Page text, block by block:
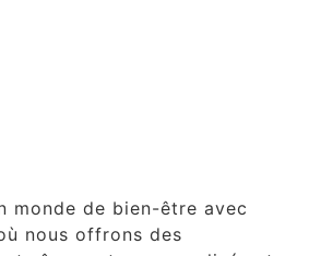
monde de bien-être avec
nous offrons des